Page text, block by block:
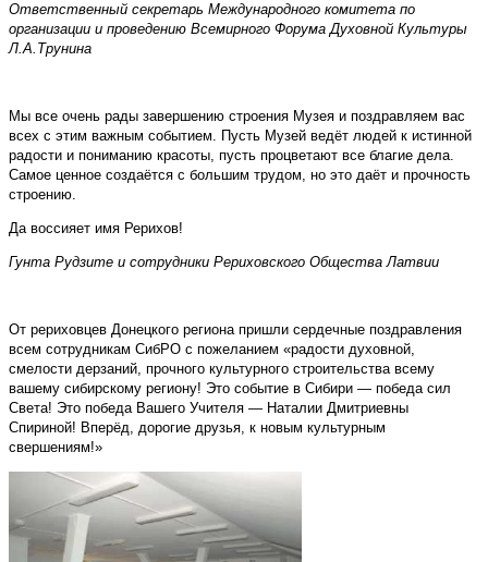
Ответственный секретарь Международного комитета по
организации и проведению Всемирного Форума Духовной Культуры
Л.А.Трунина
Мы все очень рады завершению строения Музея и поздравляем вас
всех с этим важным событием. Пусть Музей ведёт людей к истинной
радости и пониманию красоты, пусть процветают все благие дела.
Самое ценное создаётся с большим трудом, но это даёт и прочность
строению.
Да воссияет имя Рерихов!
Гунта Рудзите и сотрудники Рериховского Общества Латвии
От рериховцев Донецкого региона пришли сердечные поздравления
всем сотрудникам СибРО с пожеланием «радости духовной,
смелости дерзаний, прочного культурного строительства всему
вашему сибирскому региону! Это событие в Сибири — победа сил
Света! Это победа Вашего Учителя — Наталии Дмитриевны
Спириной! Вперёд, дорогие друзья, к новым культурным
свершениям!»